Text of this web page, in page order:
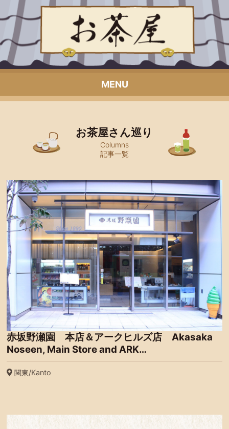
MENU
お茶屋さん巡り
Columns
記事一覧
赤坂野瀬園 本店＆アークヒルズ店 Akasaka
Noseen, Main Store and ARK…
関東/Kanto